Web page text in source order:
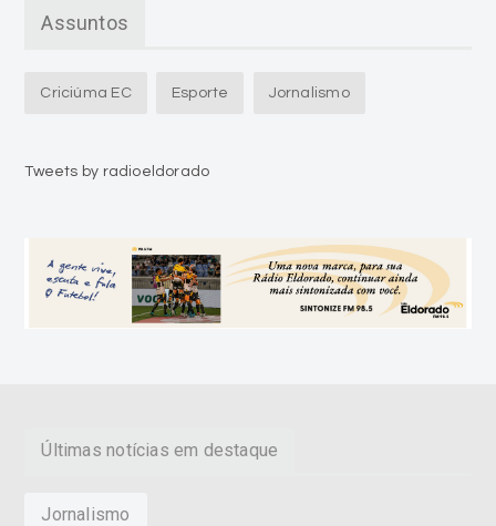
Assuntos
Criciúma EC Esporte Jornalismo
Tweets by radioeldorado
Últimas notícias em destaque
Jornalismo